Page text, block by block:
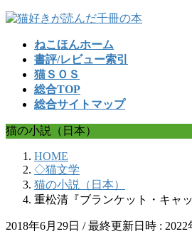
コ
キ
ッ
ナ
に
移
ねこほんホーム
書評/レビュー索引
猫ＳＯＳ
総合TOP
総合サイトマップ
猫の小説（日本）
HOME
◇猫文学
猫の小説（日本）
重松清『ブランケット・キャッ
2018年6月29日 / 最終更新日時 : 2022